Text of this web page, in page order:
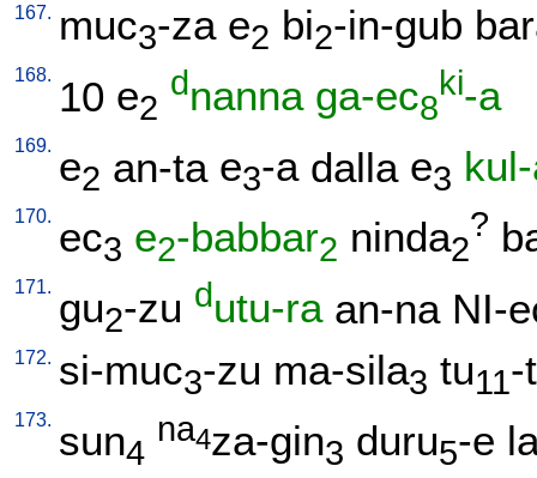
167. muc3-za e2 bi2-in-gub
168. 10 e2
dnanna ga-ec8
ki-a
169. e2 an-ta e3-a dalla e3
170. ec3 e2-babbar2 ninda2
?
171. gu2-zu dutu-ra an-na NI-
172. si-muc3-zu ma-sila3 tu11-
173. sun4
na4za-gin3 duru5-e